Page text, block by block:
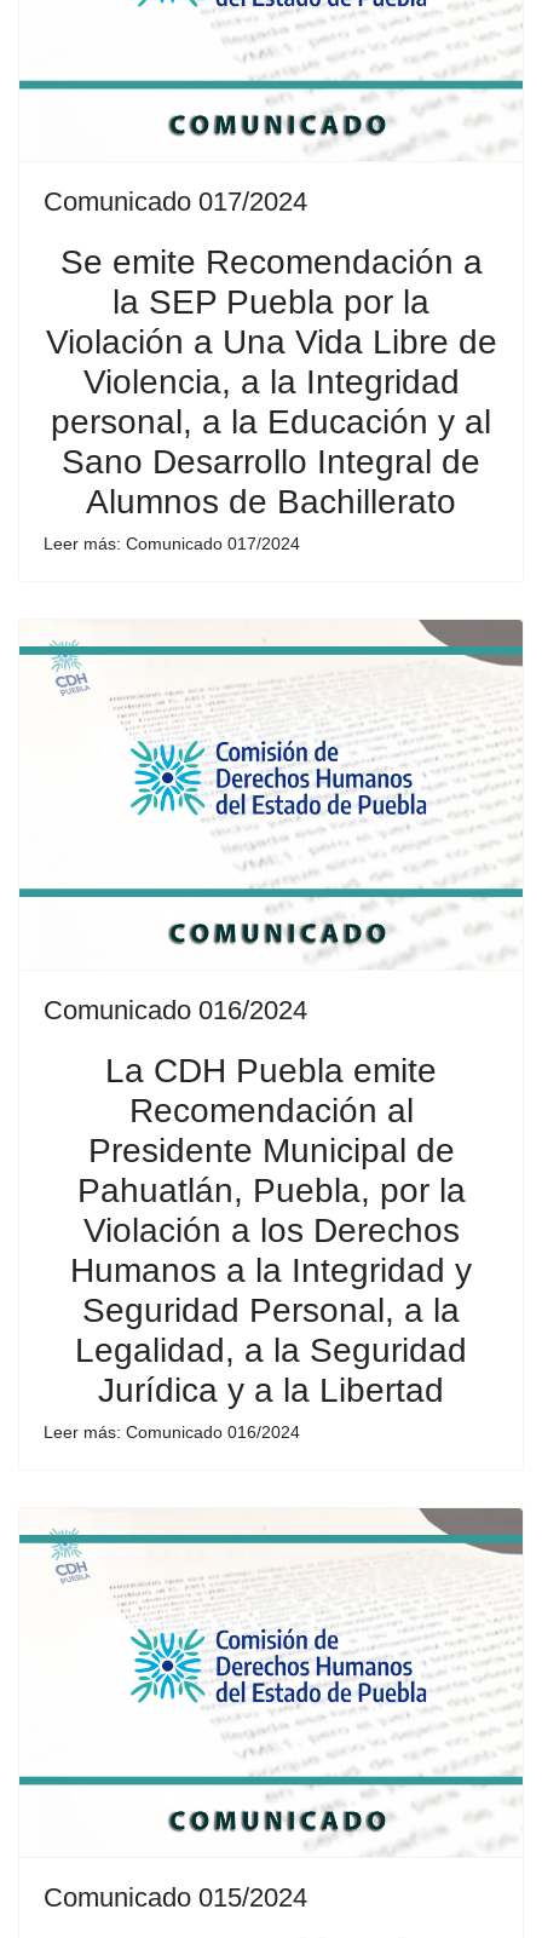
Comunicado 017/2024
Se emite Recomendación a
la SEP Puebla por la
Violación a Una Vida Libre de
Violencia, a la Integridad
personal, a la Educación y al
Sano Desarrollo Integral de
Alumnos de Bachillerato
Leer más: Comunicado 017/2024
Comunicado 016/2024
La CDH Puebla emite
Recomendación al
Presidente Municipal de
Pahuatlán, Puebla, por la
Violación a los Derechos
Humanos a la Integridad y
Seguridad Personal, a la
Legalidad, a la Seguridad
Jurídica y a la Libertad
Leer más: Comunicado 016/2024
Comunicado 015/2024